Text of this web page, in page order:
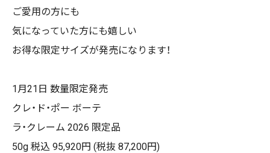
ご愛用の方にも
気になっていた方にも嬉しい
お得な限定サイズが発売になります！
1月21 日 数量限定発売
クレ・ド・ポー ボーテ
ラ・クレーム 2026 限定品
50g 税込 95,920円 (税抜 87,200円)